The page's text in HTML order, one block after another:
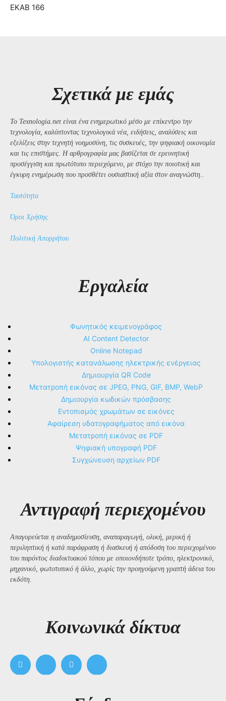
ΕΚΑΒ 166
Σχετικά με εμάς
Το Texnologia.net είναι ένα ενημερωτικό μέσο με επίκεντρο την
τεχνολογία, καλύπτοντας τεχνολογικά νέα, ειδήσεις, αναλύσεις και
εξελίξεις στην τεχνητή νοημοσύνη, τις συσκευές, την ψηφιακή οικονομία
και τις επιστήμες. Η αρθρογραφία μας βασίζεται σε ερευνητική
προσέγγιση και πρωτότυπο περιεχόμενο, με στόχο την ποιοτική και
έγκυρη ενημέρωση που προσθέτει ουσιαστική αξία στον αναγνώστη..
Ταυτότητα
Όροι Χρήσης
Πολιτική Απορρήτου
Εργαλεία
Φωνητικός κειμενογράφος
AI Content Detector
Online Notepad
Υπολογιστής κατανάλωσης ηλεκτρικής ενέργειας
Δημιουργία QR Code
Μετατροπή εικόνας σε JPEG, PNG, GIF, BMP, WebP
Δημιουργία κωδικών πρόσβασης
Εντοπισμός χρωμάτων σε εικόνες
Αφαίρεση υδατογραφήματος από εικόνα
Μετατροπή εικόνας σε PDF
Ψηφιακή υπογραφή PDF
Συγχώνευση αρχείων PDF
Αντιγραφή περιεχομένου
Απαγορεύεται η αναδημοσίευση, αναπαραγωγή, ολική, μερική ή
περιληπτική ή κατά παράφραση ή διασκευή ή απόδοση του περιεχομένου
του παρόντος διαδικτυακού τόπου με οποιονδήποτε τρόπο, ηλεκτρονικό,
μηχανικό, φωτοτυπικό ή άλλο, χωρίς την προηγούμενη γραπτή άδεια του
εκδότη.
Kοινωνικά δίκτυα